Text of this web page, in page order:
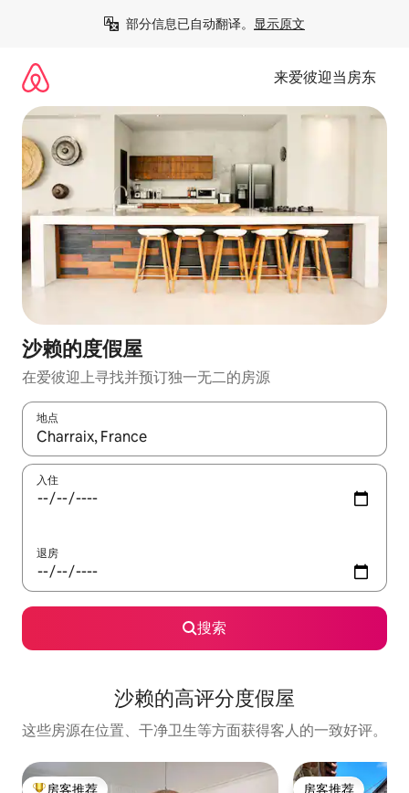
部分信息已自动翻译。 显示原文
来爱彼迎当房东
沙赖的度假屋
在爱彼迎上寻找并预订独一无二的房源
地点
如有搜索结果，请使用上下方向键查看，或通过点击或滑动手势
入住
退房
搜索
沙赖的高评分度假屋
这些房源在位置、干净卫生等方面获得客人的一致好评。
房客推荐 房客推荐